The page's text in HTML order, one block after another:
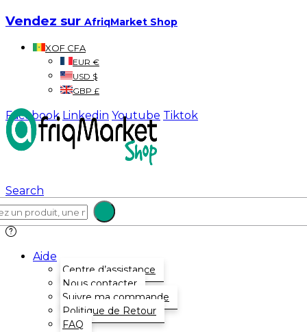
Vendez sur AfriqMarket Shop
XOF CFA
EUR €
USD $
GBP £
Facebook Linkedin Youtube Tiktok
Search
Aide
Centre d’assistance
Nous contacter
Suivre ma commande
Politique de Retour
FAQ